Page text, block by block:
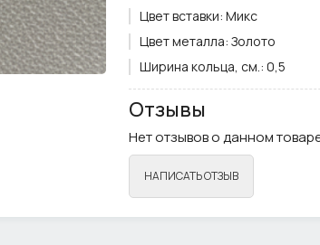
Цвет вставки: Микс
Цвет металла: Золото
Ширина кольца, см.: 0,5
Отзывы
Нет отзывов о данном
НАПИСАТЬ ОТЗЫВ